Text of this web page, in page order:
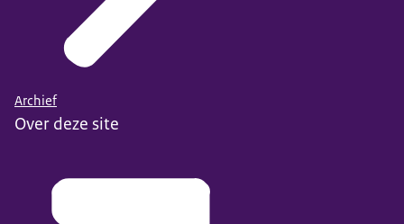
Archief
Over deze site